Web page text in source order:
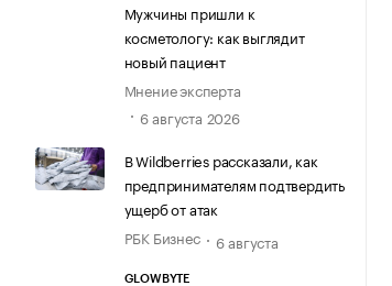
Мужчины пришли к
косметологу: как выглядит
новый пациент
Мнение эксперта
6 августа 2026
В Wildberries рассказали, как
предпринимателям подтвердить
ущерб от атак
РБК Бизнес
6 августа
GLOWBYTE